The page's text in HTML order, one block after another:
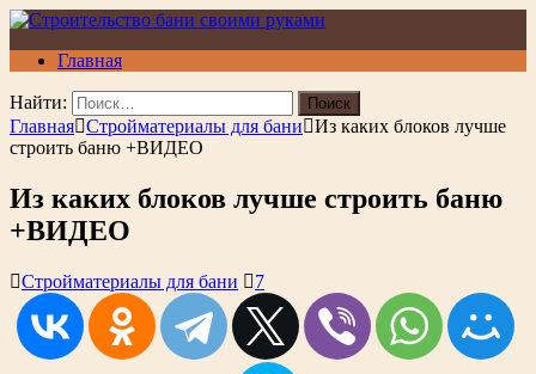
Главная
Найти:
Главная Стройматериалы для бани
Из каких блоков лучше
строить баню +ВИДЕО
Из каких блоков лучше строить баню
+ВИДЕО
Стройматериалы для бани 7